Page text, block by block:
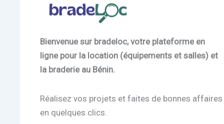
Bienvenue sur bradeloc, votre plateforme en
ligne pour la location (équipements et salles) et
la braderie au Bénin.
Réalisez vos projets et faites de bonnes affaires
en quelques clics.